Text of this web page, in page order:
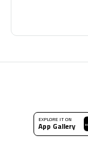
EXPLORE IT ON
App Gallery